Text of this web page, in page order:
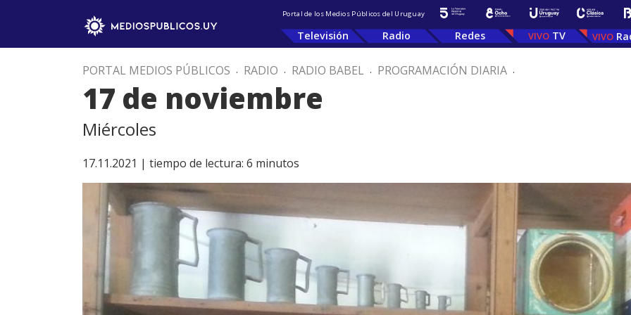
Portal de los Medios Públicos del Uruguay
Televisión Radio Redes TV
PORTAL MEDIOS PÚBLICOS . RADIO . RADIO BABEL . PROGRAMACIÓN DIARIA .
17 de noviembre
Miércoles
17.11.2021 | tiempo de lectura: 6 minutos